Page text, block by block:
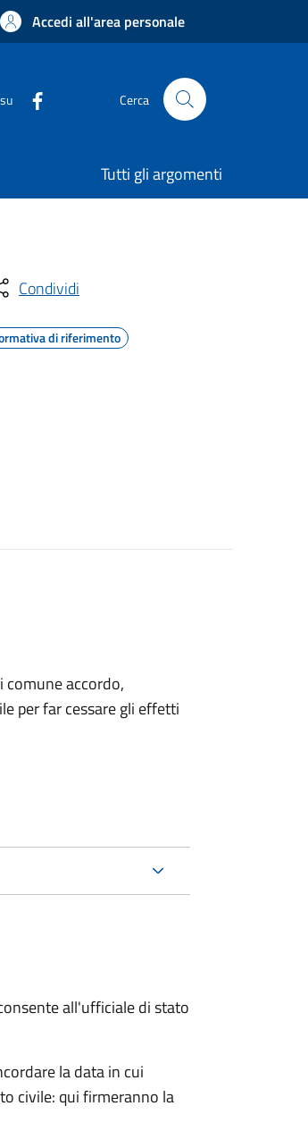
Accedi all'area personale
Cerca
Tutti gli argomenti
Condividi
di riferimento
comune accordo,
per far cessare gli effetti
all'ufficiale di stato
la data in cui
civile: qui firmeranno la